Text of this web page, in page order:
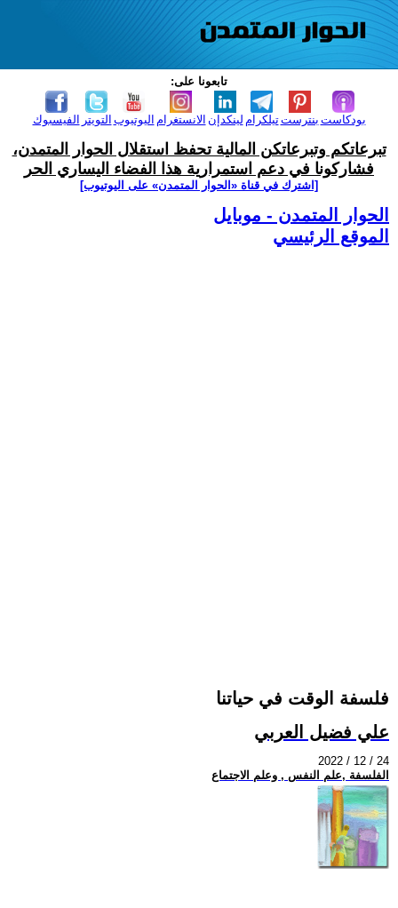
تابعونا على:
الفيسبوك التويتر اليوتيوب الانستغرام لينكدإن تيلكرامبنترست بودكاست
تبرعاتكم وتبرعاتكن المالية تحفظ استقلال الحوار المتمدن،
فشاركونا في دعم استمرارية هذا الفضاء اليساري الحر
[اشترك في قناة ‫«الحوار المتمدن» على اليوتيوب]
الحوار المتمدن - موبايل
الموقع الرئيسي
فلسفة الوقت في حياتنا
علي فضيل العربي
2022 / 12 / 24
الفلسفة ,علم النفس , وعلم الاجتماع